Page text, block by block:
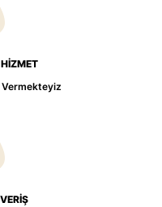
Vermekteyiz